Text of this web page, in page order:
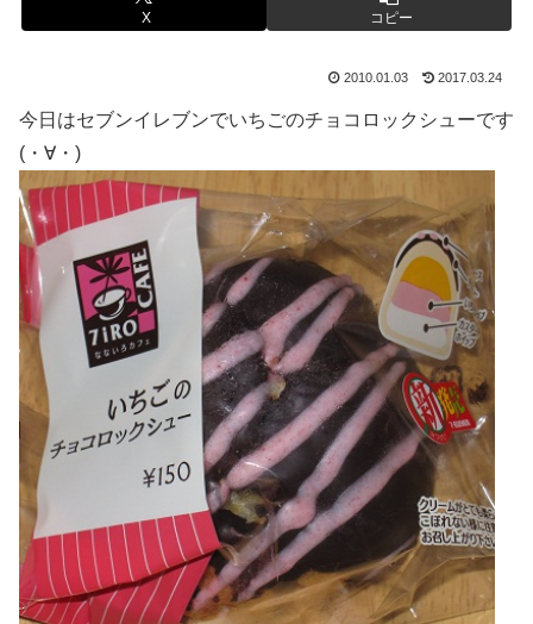
X コピー
2010.01.03 2017.03.24
今日はセブンイレブンでいちごのチョコロックシューです
(・∀・)